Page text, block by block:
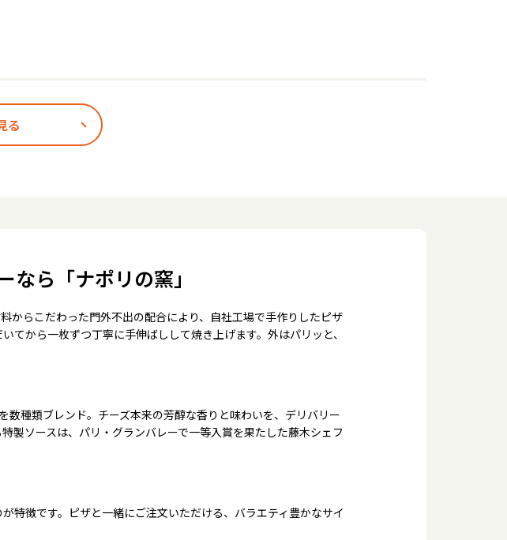
る
ら「ナポリの窯」
からこだわった門外不出の配合により、自社工場で手作りしたピザ
から一枚ずつ丁寧に手伸ばしして焼き上げます。外はパリッと、
種類ブレンド。チーズ本来の芳醇な香りと味わいを、デリバリー
製ソースは、パリ・グランバレーで一等入賞を果たした藤木シェフ
特徴です。ピザと一緒にご注文いただける、バラエティ豊かなサイ